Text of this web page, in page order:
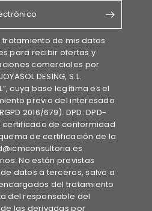
tratamiento de mis datos
para recibir ofertas y
comerciales por
DESING, S.L.
cuya base legítima es el
previo del interesado
2016/679). DPD: DPD-
certificado de conformidad
de certificación de la
No están previstas
datos a terceros, salvo a
del tratamiento
del responsable del
las derivadas por